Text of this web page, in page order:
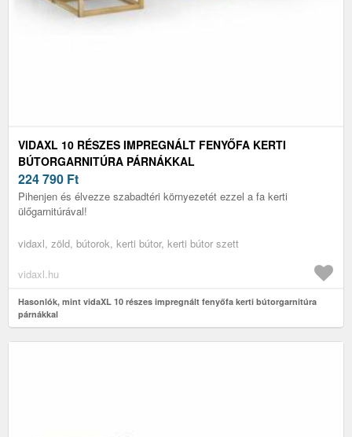
VIDAXL 10 RÉSZES IMPREGNÁLT FENYŐFA KERTI
BÚTORGARNITÚRA PÁRNÁKKAL
224 790 Ft
Pihenjen és élvezze szabadtéri környezetét ezzel a fa kerti
ülőgarnitúrával!
vidaxl, zöld, bútorok, kerti bútor, kerti bútor szett
vidaxl.hu
Hasonlók, mint vidaXL 10 részes impregnált fenyőfa kerti bútorgarnitúra
párnákkal